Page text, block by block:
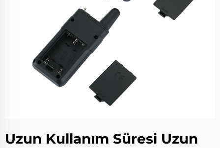
Uzun Kullanım Süresi Uzun